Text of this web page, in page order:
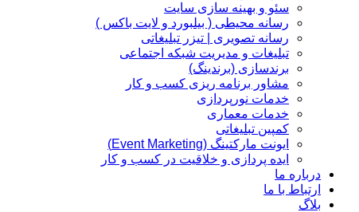
سئو و بهینه سازی سایت
رسانه محیطی ( بیلبورد و لایت باکس )
رسانه تصویری | تیزر تبلیغاتی
تبلیغات و مدیریت شبکه اجتماعی
برندسازی (برندینگ)‌
مشاور برنامه ریزی کسب و کار
خدمات نورپردازی
خدمات معماری
کمپین تبلیغاتی
ایونت مارکتینگ (Event Marketing)
ایده پردازی و خلاقیت در کسب و کار
درباره ما
ارتباط با ما
بلاگ